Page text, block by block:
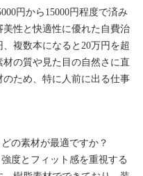
円から15000円程度で済み
性と快適性に優れた自費治
複数本になると20万円を超
の質や見た目の自然さに直
ため、特に人前に出る仕事
の素材が最適ですか？
度とフィット感を重視する